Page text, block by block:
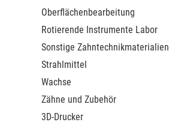
Oberflächenbearbeitung
Rotierende Instrumente Labor
Sonstige Zahntechnikmaterialien
Strahlmittel
Wachse
Zähne und Zubehör
3D-Drucker